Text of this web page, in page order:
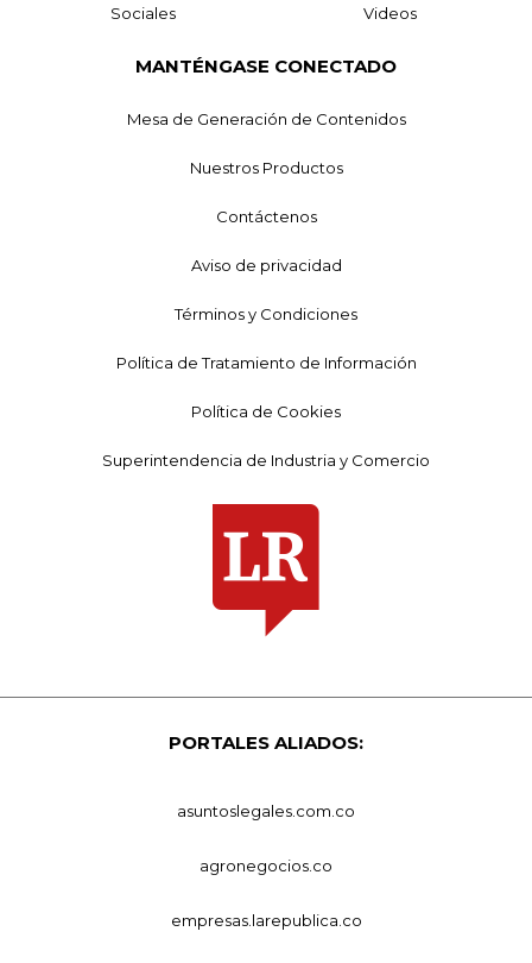
Sociales Videos
MANTÉNGASE CONECTADO
Mesa de Generación de Contenidos
Nuestros Productos
Contáctenos
Aviso de privacidad
Términos y Condiciones
Política de Tratamiento de Información
Política de Cookies
Superintendencia de Industria y Comercio
PORTALES ALIADOS:
asuntoslegales.com.co
agronegocios.co
empresas.larepublica.co